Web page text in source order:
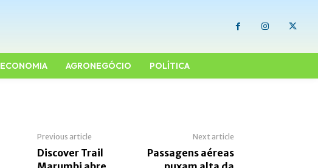
ECONOMIA AGRONEGÓCIO POLÍTICA
Previous article
Discover Trail
Next article
Passagens aéreas